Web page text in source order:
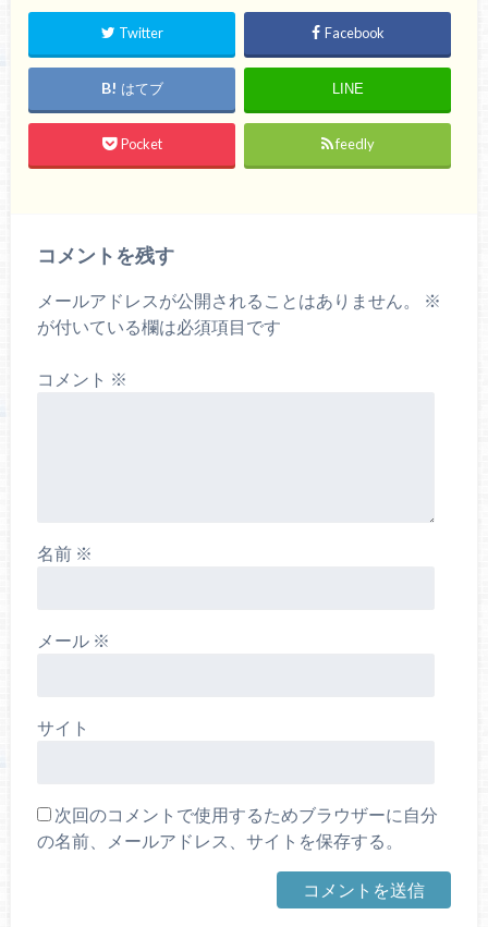
Twitter Facebook
はてブ LINE
Pocket feedly
コメントを残す
メールアドレスが公開されることはありません。
※
が付いている欄は必須項目です
コメント ※
名前 ※
メール ※
サイト
次回のコメントで使用するためブラウザーに自分
の名前、メールアドレス、サイトを保存する。